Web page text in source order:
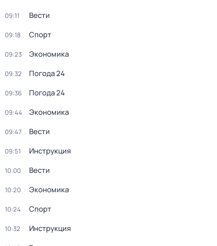
09:11 Вести
09:18 Спорт
09:23 Экономика
09:32 Погода 24
09:36 Погода 24
09:44 Экономика
09:47 Вести
09:51 Инструкция
10:00 Вести
10:20 Экономика
10:24 Спорт
10:32 Инструкция